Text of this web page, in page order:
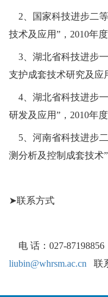
2、国家科技进步二
技术及应用”，2010年
3、湖北省科技进步
支护成套技术研究及应
4、湖北省科技进步
研发及应用”，2010年度
5、河南省科技进步
测分析及控制成套技术
➤联系方式
电 话：027-87198856
liubin@whrsm.ac.cn 联